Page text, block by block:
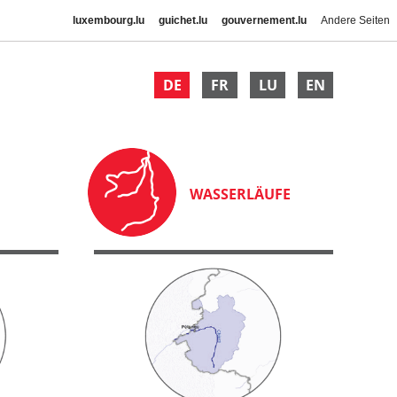
luxembourg.lu guichet.lu gouvernement.lu Andere Seiten
DE FR LU EN
WASSERLÄUFE